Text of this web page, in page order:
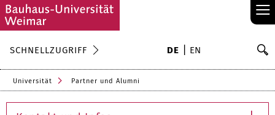
≡
SCHNELLZUGRIFF DE EN
Universität Partner und Alumni